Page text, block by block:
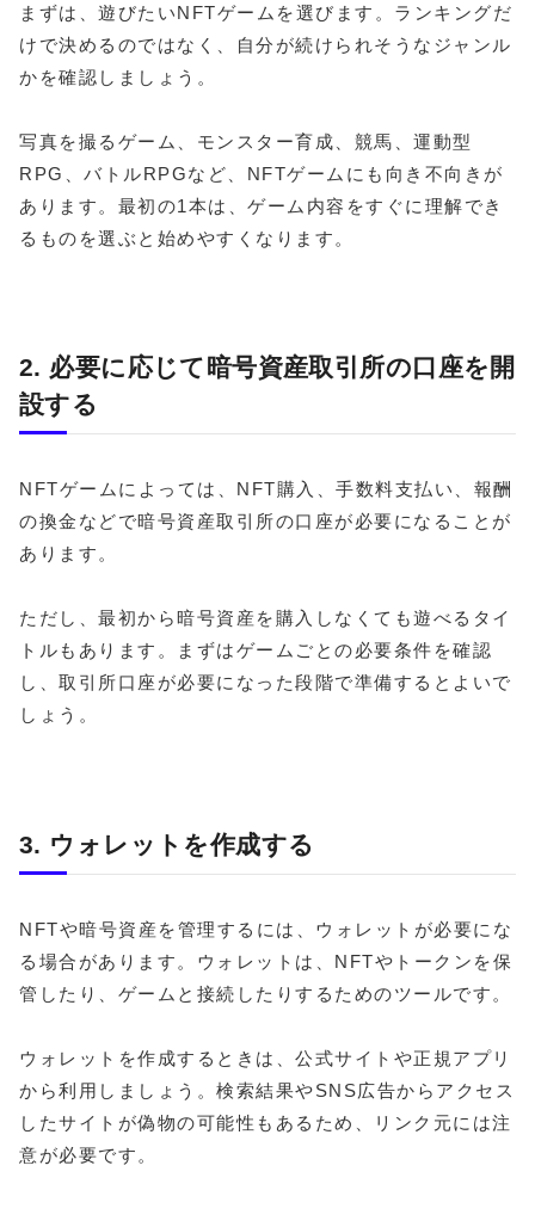
まずは、遊びたいNFTゲームを選びます。ランキングだ
けで決めるのではなく、自分が続けられそうなジャンル
かを確認しましょう。
写真を撮るゲーム、モンスター育成、競馬、運動型
RPG、バトルRPGなど、NFTゲームにも向き不向きが
あります。最初の1本は、ゲーム内容をすぐに理解でき
るものを選ぶと始めやすくなります。
2. 必要に応じて暗号資産取引所の口座を開
設する
NFTゲームによっては、NFT購入、手数料支払い、報酬
の換金などで暗号資産取引所の口座が必要になることが
あります。
ただし、最初から暗号資産を購入しなくても遊べるタイ
トルもあります。まずはゲームごとの必要条件を確認
し、取引所口座が必要になった段階で準備するとよいで
しょう。
3. ウォレットを作成する
NFTや暗号資産を管理するには、ウォレットが必要にな
る場合があります。ウォレットは、NFTやトークンを保
管したり、ゲームと接続したりするためのツールです。
ウォレットを作成するときは、公式サイトや正規アプリ
から利用しましょう。検索結果やSNS広告からアクセス
したサイトが偽物の可能性もあるため、リンク元には注
意が必要です。